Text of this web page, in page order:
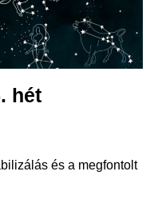
hét
és a megfontolt